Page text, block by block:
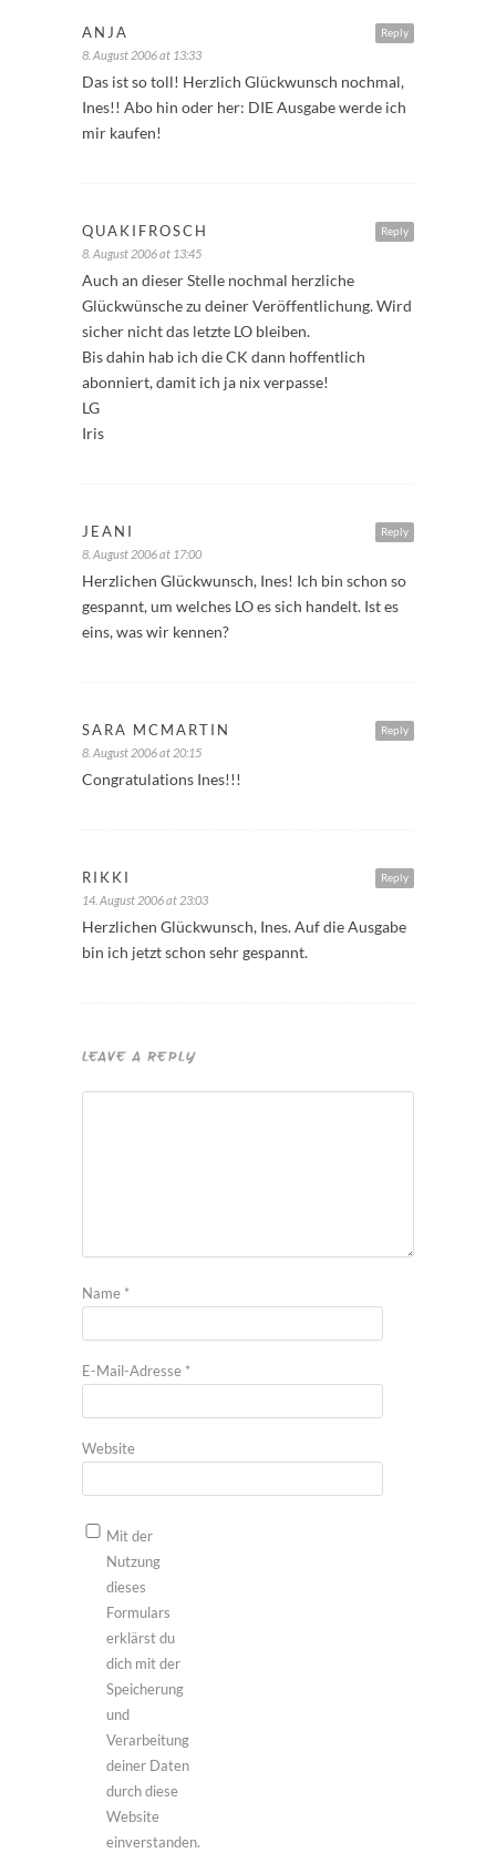
Reply
ANJA
8. August 2006 at 13:33
Das ist so toll! Herzlich Glückwunsch nochmal,
Ines!! Abo hin oder her: DIE Ausgabe werde ich
mir kaufen!
Reply
QUAKIFROSCH
8. August 2006 at 13:45
Auch an dieser Stelle nochmal herzliche
Glückwünsche zu deiner Veröffentlichung. Wird
sicher nicht das letzte LO bleiben.
Bis dahin hab ich die CK dann hoffentlich
abonniert, damit ich ja nix verpasse!
LG
Iris
Reply
JEANI
8. August 2006 at 17:00
Herzlichen Glückwunsch, Ines! Ich bin schon so
gespannt, um welches LO es sich handelt. Ist es
eins, was wir kennen?
Reply
SARA MCMARTIN
8. August 2006 at 20:15
Congratulations Ines!!!
Reply
RIKKI
14. August 2006 at 23:03
Herzlichen Glückwunsch, Ines. Auf die Ausgabe
bin ich jetzt schon sehr gespannt.
LEAVE A REPLY
Name *
E-Mail-Adresse *
Website
Mit der
Nutzung
dieses
Formulars
erklärst du
dich mit der
Speicherung
und
Verarbeitung
deiner Daten
durch diese
Website
einverstanden.